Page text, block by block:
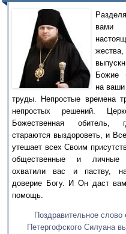
Божие
на
труды. Непростые времена
непростых решений.
Божественная обитель,
стараются выздороветь, и
утешает всех Своим
общественные и
охватили вас и паству,
доверие Богу. И Он даст
помощь.
Поздравительное слово
Петергофского Силуана